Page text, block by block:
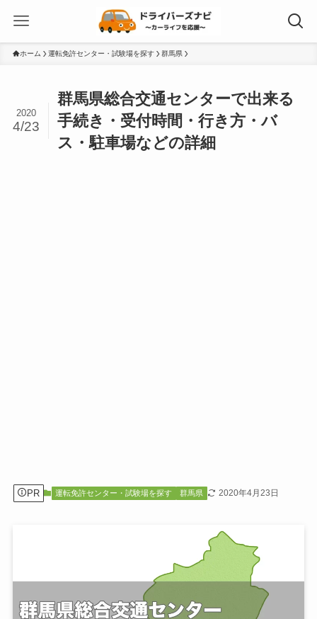
ホーム 運転免許センター・試験場を探す 群馬県
群馬県総合交通センターで出来る
手続き・受付時間・行き方・バ
ス・駐車場などの詳細
2020
4/23
PR 運転免許センター・試験場を探す 群馬県 2020年4月23日